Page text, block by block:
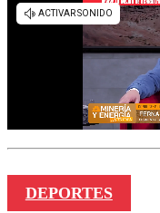
DEPORTES